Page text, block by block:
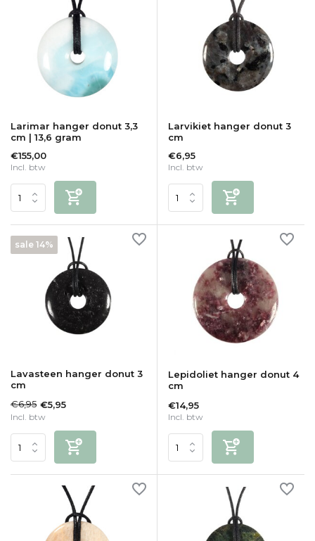
Larimar hanger donut 3,3
cm | 13,6 gram
€155,00
Incl. btw
Larvikiet hanger donut 3
cm
€6,95
Incl. btw
sale 14%
Lavasteen hanger donut 3
cm
€6,95 €5,95
Incl. btw
Lepidoliet hanger donut 4
cm
€14,95
Incl. btw